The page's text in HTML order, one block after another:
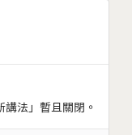
法」暫且關閉。